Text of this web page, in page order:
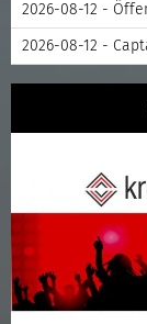
2026-08-12 -
2026-08-12 -